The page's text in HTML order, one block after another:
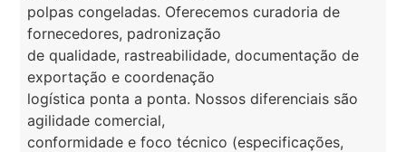
polpas congeladas. Oferecemos curadoria de
fornecedores, padronização
de qualidade, rastreabilidade, documentação de
exportação e coordenação
logística ponta a ponta. Nossos diferenciais são
agilidade comercial,
conformidade e foco técnico (especificações,